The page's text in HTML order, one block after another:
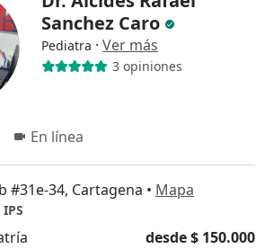
Sanchez Caro
Pediatra · Ver más
3 opiniones
En línea
#31e-34, Cartagena • Mapa
desde $ 150.000